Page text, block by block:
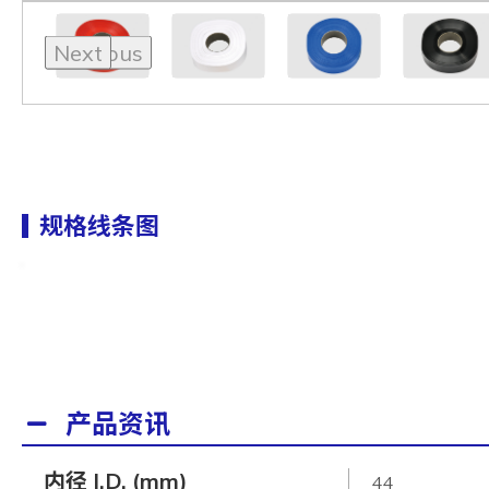
Previous
Next
规格线条图
产品资讯
内径 I.D. (mm) 44